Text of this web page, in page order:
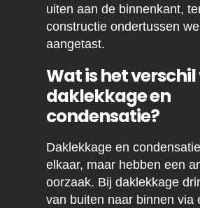
uiten aan de binnenkant,
constructie ondertussen
aangetast.
Wat is het
daklekkage en
condensatie?
Daklekkage en
elkaar, maar hebben een
oorzaak. Bij daklekkage
van buiten naar binnen via